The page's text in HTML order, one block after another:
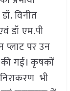
विनीत
डॉ एम.पी
प्लाट पर उन
की गई। कृषकों
भी